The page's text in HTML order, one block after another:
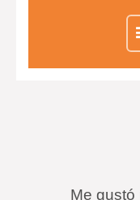
tiramisú,
Me gustó